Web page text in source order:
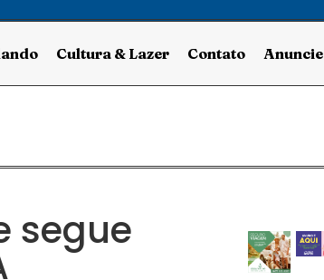
Cultura & Lazer Contato Anuncie
segue